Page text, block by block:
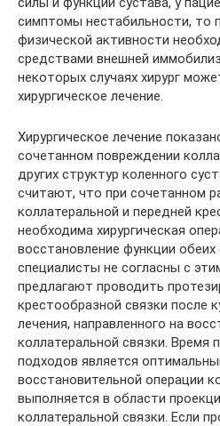
симптомы нестабильности, то
физической активности
средствами внешней
некоторых случаях хирург
хирургическое лечение.
Хирургическое лечение
сочетанном повреждении
других структур коленного
считают, что при сочетанном
коллатеральной и передней
необходима хирургическая
восстановление функции обеих
специалисты не согласны с
предлагают проводить
крестообразной связки после
лечения, направленного на
коллатеральной связки. Время
подходов является
восстановительной операции
выполняется в области
коллатеральной связки. Если